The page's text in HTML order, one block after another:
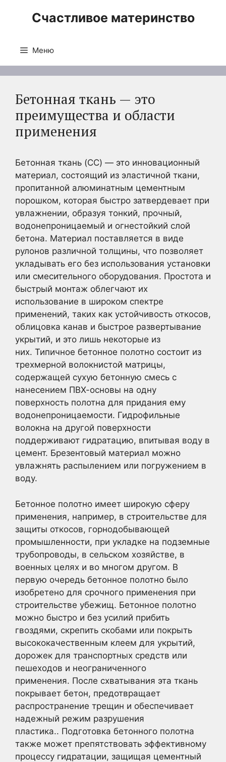
Счастливое материнство
Меню
Бетонная ткань — это
преимущества и области
применения
Бетонная ткань (CC) — это инновационный
материал, состоящий из эластичной ткани,
пропитанной алюминатным цементным
порошком, которая быстро затвердевает при
увлажнении, образуя тонкий, прочный,
водонепроницаемый и огнестойкий слой
бетона. Материал поставляется в виде
рулонов различной толщины, что позволяет
укладывать его без использования установки
или смесительного оборудования. Простота и
быстрый монтаж облегчают их
использование в широком спектре
применений, таких как устойчивость откосов,
облицовка канав и быстрое развертывание
укрытий, и это лишь некоторые из
них. Типичное бетонное полотно состоит из
трехмерной волокнистой матрицы,
содержащей сухую бетонную смесь с
нанесением ПВХ-основы на одну
поверхность полотна для придания ему
водонепроницаемости. Гидрофильные
волокна на другой поверхности
поддерживают гидратацию, впитывая воду в
цемент. Брезентовый материал можно
увлажнять распылением или погружением в
воду.
Бетонное полотно имеет широкую сферу
применения, например, в строительстве для
защиты откосов, горнодобывающей
промышленности, при укладке на подземные
трубопроводы, в сельском хозяйстве, в
военных целях и во многом другом. В
первую очередь бетонное полотно было
изобретено для срочного применения при
строительстве убежищ. Бетонное полотно
можно быстро и без усилий прибить
гвоздями, скрепить скобами или покрыть
высококачественным клеем для укрытий,
дорожек для транспортных средств или
пешеходов и неограниченного
применения. После схватывания эта ткань
покрывает бетон, предотвращает
распространение трещин и обеспечивает
надежный режим разрушения
пластика.. Подготовка бетонного полотна
также может препятствовать эффективному
процессу гидратации, защищая цементный